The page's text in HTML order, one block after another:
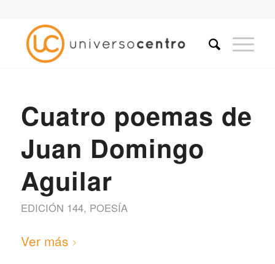
Cuatro poemas de
Juan Domingo
Aguilar
EDICIÓN 144, POESÍA
Ver más